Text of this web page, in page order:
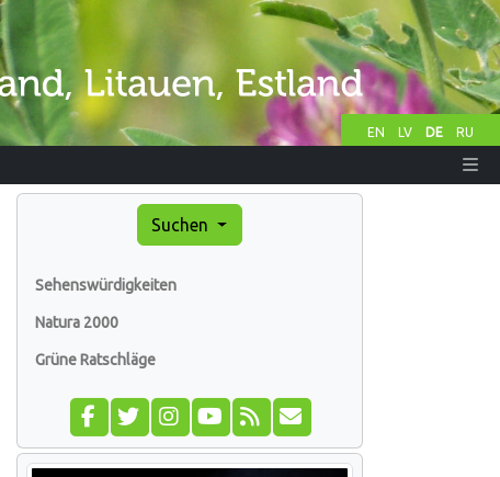
EN LV DE RU
Suchen
Sehenswürdigkeiten
Natura 2000
Grüne Ratschläge